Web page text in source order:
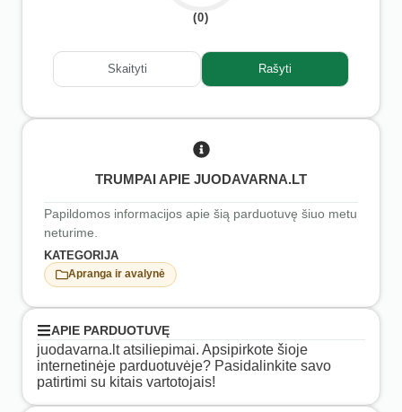
(0)
Skaityti Rašyti
TRUMPAI APIE JUODAVARNA.LT
Papildomos informacijos apie šią parduotuvę šiuo metu
neturime.
KATEGORIJA
Apranga ir avalynė
APIE PARDUOTUVĘ
juodavarna.lt atsiliepimai. Apsipirkote šioje
internetinėje parduotuvėje? Pasidalinkite savo
patirtimi su kitais vartotojais!